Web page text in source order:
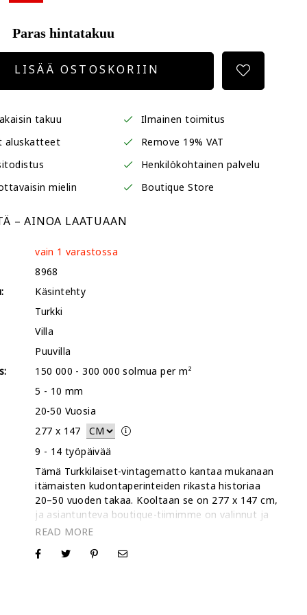
Paras hintatakuu
LISÄÄ OSTOSKORIIN
takuu
Ilmainen toimitus
aluskatteet
Remove 19% VAT
Henkilökohtainen palvelu
mielin
Boutique Store
– AINOA LAATUAAN
vain 1 varastossa
8968
Käsintehty
Turkki
Villa
Puuvilla
150 000 - 300 000 solmua per m²
5 - 10 mm
20-50 Vuosia
277 x 147
9 - 14 työpäivää
Tämä Turkkilaiset-vintagematto kantaa mukanaan
itämaisten kudontaperinteiden rikasta historiaa
20–50 vuoden takaa. Kooltaan se on 277 x 147 cm,
ja asiantunteva boutique-tiimimme on valinnut ja
kunnostanut sen vastaamaan nykyajan
villanukkaa ja käyttämällä erityistä käsityömäistä